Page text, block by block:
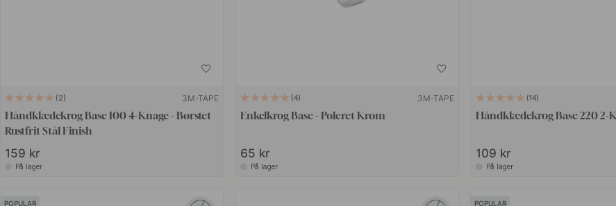
2 3M-TAPE
Håndklædekrog Base 100 4-Knage - Børstet
Rustfrit Stål Finish
159 kr
På lager
4 3M-TAPE
Enkelkrog Base - Poleret Krom
65 kr
På lager
14
Håndklædekrog Base 220 2-
109 kr
På lager
POPULAR POPULAR